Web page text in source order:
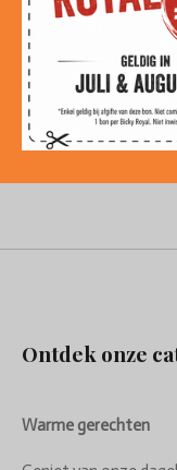
Ontdek onze
Warme gerechten